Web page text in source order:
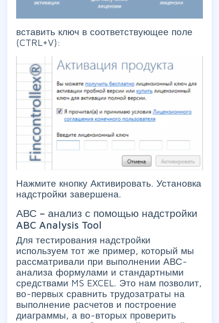
вставить ключ в соответствующее поле
(CTRL+V):
Нажмите кнопку Активировать. Установка
надстройки завершена.
АВС – анализ с помощью надстройки
ABC Analysis Tool
Для тестирования надстройки
используем тот же пример, который мы
рассматривали при выполнении АВС-
анализа формулами и стандартными
средствами MS EXCEL. Это нам позволит,
во-первых сравнить трудозатраты на
выполнение расчетов и построение
диаграммы, а во-вторых проверить